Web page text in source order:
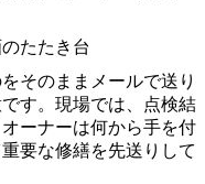
たたき台
そのままメールで送り
す。現場では、点検結
ーナーは何から手を付
要な修繕を先送りして